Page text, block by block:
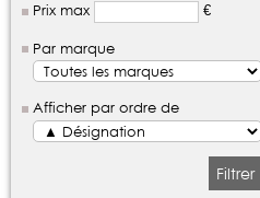
Prix max €
Par marque
Afficher par ordre de
Filtrer